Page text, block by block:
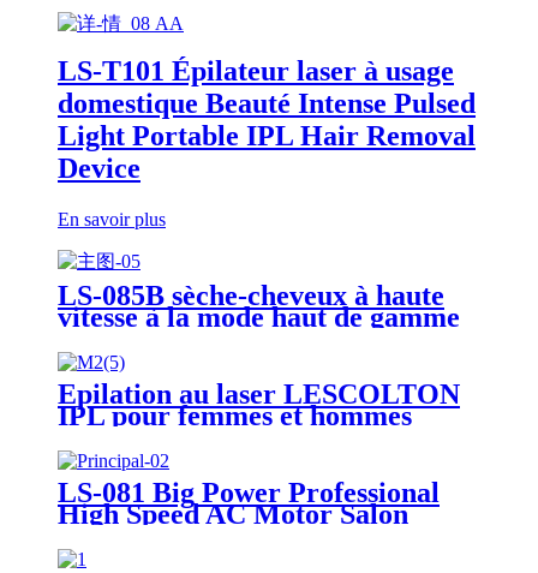
LS-T101 Épilateur laser à usage
domestique Beauté Intense Pulsed
Light Portable IPL Hair Removal
Device
En savoir plus
LS-085B sèche-cheveux à haute
vitesse à la mode haut de gamme
maison Portable sans feuilles sans
brosse sèche-cheveux à ions
négatifs pour un séchage rapide
Épilation au laser LESCOLTON
IPL pour femmes et hommes
LS-081 Big Power Professional
High Speed ​​​​AC Motor Salon
Sèche-cheveux